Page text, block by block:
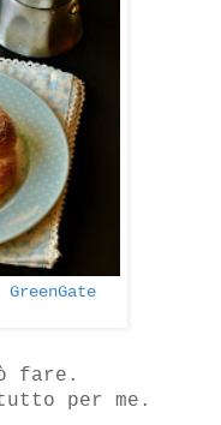
GreenGate
fare.
per me.